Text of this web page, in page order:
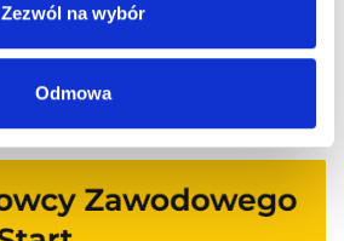
Zezwól na wybór
Odmowa